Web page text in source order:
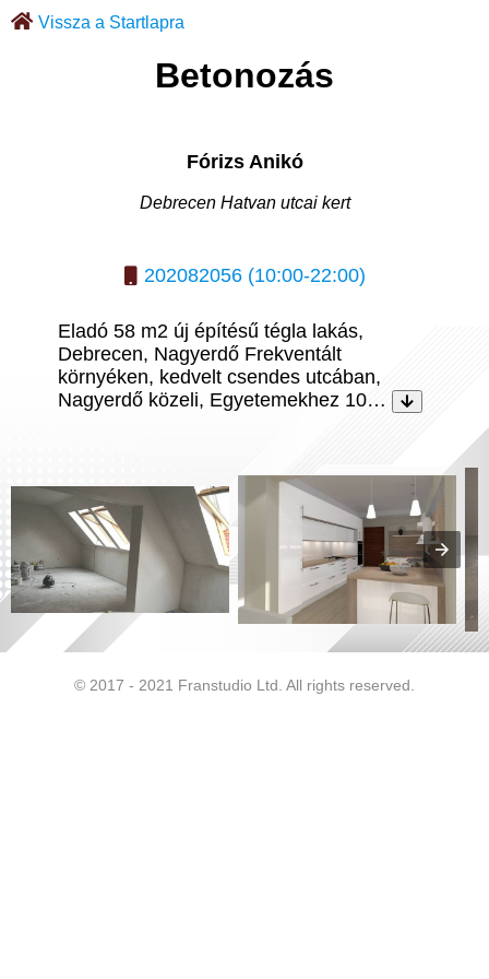
Vissza a Startlapra
Betonozás
Fórizs Anikó
Debrecen Hatvan utcai kert
202082056 (10:00-22:00)
Eladó 58 m2 új építésű tégla lakás,
Debrecen, Nagyerdő Frekventált
környéken, kedvelt csendes utcában,
Nagyerdő közeli, Egyetemekhez 10…
© 2017 - 2021 Franstudio Ltd. All rights reserved.